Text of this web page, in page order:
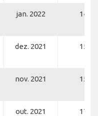
jan. 2022
dez. 2021
nov. 2021
out. 2021